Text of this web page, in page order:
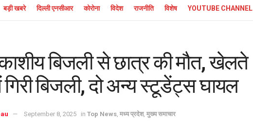
बड़ी खबरे दिल्ली एनसीआर कोरोना विदेश राजनीति विशेष YOUTUBE CHANNEL
बिजली से छात्र की मौत, खेलते
बिजली, दो अन्य स्टूडेंट्स घायल
September 8, 2025 in Top News मध्य प्रदेश, मुख्य समाचार